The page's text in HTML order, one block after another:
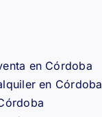
en Córdoba
en Córdoba